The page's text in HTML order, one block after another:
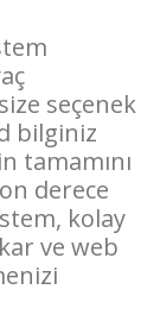
seçenek
bilginiz
tamamını
derece
kolay
ve web